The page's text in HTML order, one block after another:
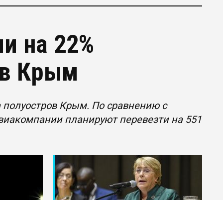
на 22%
Крым
Крым. По сравнению с
планируют перевезти на 551